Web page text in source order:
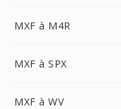
MXF à M4R
MXF à SPX
MXF à WV